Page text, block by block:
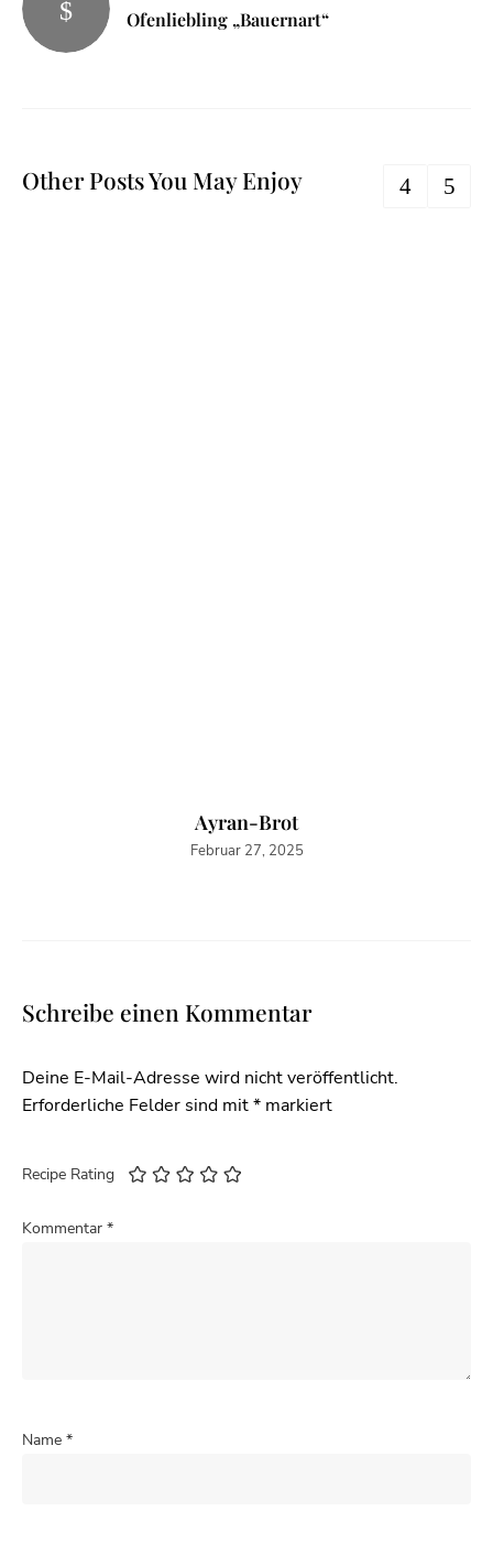
Ofenliebling „Bauernart“
Other Posts You May Enjoy
Ayran-Brot
Februar 27, 2025
Schreibe einen Kommentar
Deine E-Mail-Adresse wird nicht veröffentlicht.
Erforderliche Felder sind mit* markiert
Recipe Rating
Kommentar *
Name *